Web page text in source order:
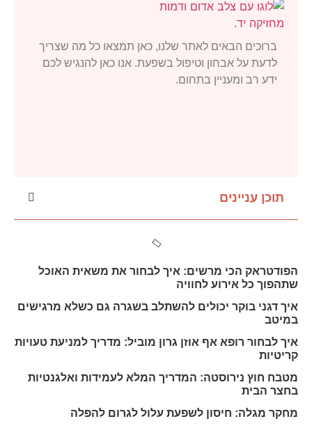
ברוכים הבאים לאתר שלנו, כאן תמצאו כל מה שצריך
לדעת על אבחון וטיפול בשפעת. אנו כאן להנגיש לכם
ידע רב ומעניין בתחום.
תוכן עניינים
הפודטראק הכי מרשים: איך לבחור את משאית האוכל
שתהפוך כל אירוע לחוויה
איך דגני בוקר יכולים להשתלב בשגרה גם כשלא מרגישים
במיטב
איך לבחור רופא אף אוזן גרון מוביל: מדריך למניעת טעויות
קריטיות
מטבח חוץ נירוסטה: המדריך המלא לעמידות ואלגנטיות
בחצר הבית
מחקר מגלה: חיסון לשפעת עלול לגרום להפלה